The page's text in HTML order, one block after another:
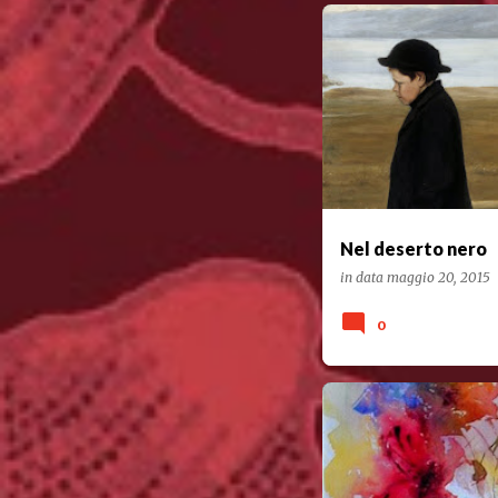
Nel deserto nero
in data maggio 20, 2015
POESIA
0
#POESIARECITATA